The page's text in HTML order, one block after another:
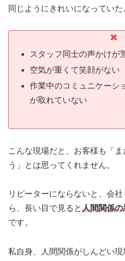
同じようにきれいになっていた
スタッフ同士の声かけが
空気が重くて笑顔がない
作業中のコミュニケーシ
が取れていない
こんな現場だと、お客様も「
う」とは思ってくれません。
リピーターにならないと、会
ら、長い目で見ると人間関係
です。
私自身、人間関係がしんどい